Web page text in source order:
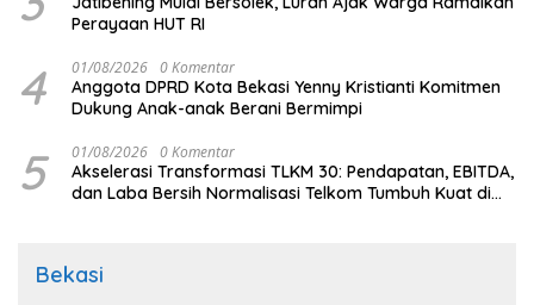
Perayaan HUT RI
4 01/08/2026 0 Komentar
Anggota DPRD Kota Bekasi Yenny Kristianti Komitmen
Dukung Anak-anak Berani Bermimpi
5 01/08/2026 0 Komentar
Akselerasi Transformasi TLKM 30: Pendapatan, EBITDA,
dan Laba Bersih Normalisasi Telkom Tumbuh Kuat di
Bekasi